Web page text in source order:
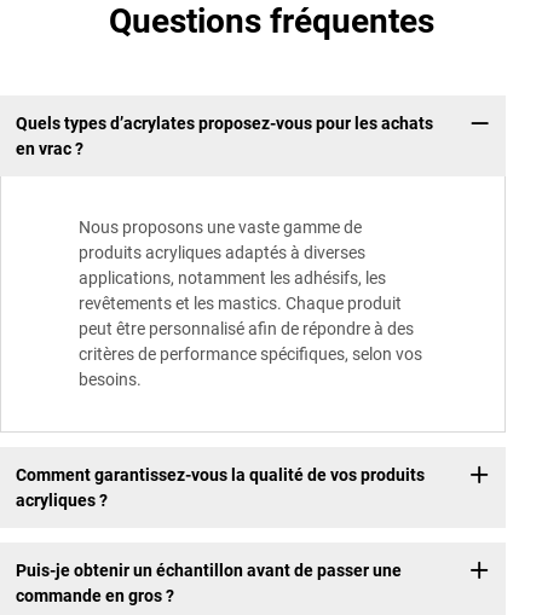
Questions fréquentes
Quels types d’acrylates proposez-vous pour les achats
en vrac ?
Nous proposons une vaste gamme de
produits acryliques adaptés à diverses
applications, notamment les adhésifs, les
revêtements et les mastics. Chaque produit
peut être personnalisé afin de répondre à des
critères de performance spécifiques, selon vos
besoins.
Comment garantissez-vous la qualité de vos produits
acryliques ?
Puis-je obtenir un échantillon avant de passer une
commande en gros ?